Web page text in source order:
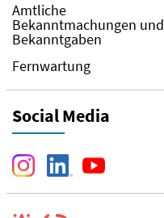
Amtliche
Bekanntmachungen und
Bekanntgaben
Fernwartung
Social Media